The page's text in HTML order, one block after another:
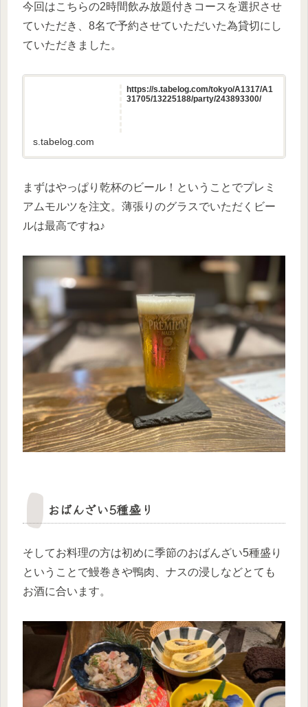
今回はこちらの2時間飲み放題付きコースを選択させ
ていただき、8名で予約させていただいた為貸切にし
ていただきました。
https://s.tabelog.com/tokyo/A1317/A1
31705/13225188/party/243893300/
s.tabelog.com
まずはやっぱり乾杯のビール！ということでプレミ
アムモルツを注文。薄張りのグラスでいただくビー
ルは最高ですね♪
おばんざい5種盛り
そしてお料理の方は初めに季節のおばんざい5種盛り
ということで鰻巻きや鴨肉、ナスの浸しなどとても
お酒に合います。